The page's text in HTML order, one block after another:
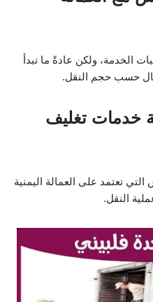
الخدمة، ولكن عادةً ما تبدأ
خدمات تغليف
تعتمد على العمالة اليمنية
النقل.